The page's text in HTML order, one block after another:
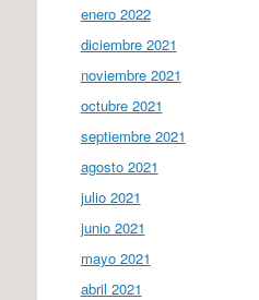
enero 2022
diciembre 2021
noviembre 2021
octubre 2021
septiembre 2021
agosto 2021
julio 2021
junio 2021
mayo 2021
abril 2021